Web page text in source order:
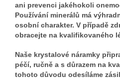
ani prevenci jakéhokoli
Používání minerálů má
osobní charakter. V případě
obracejte na kvalifikovaného
Naše krystalové náramky
péčí, ručně a s důrazem na
tohoto důvodu odesíláme